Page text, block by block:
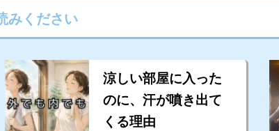
みください
涼しい部屋に入った
のに、汗が噴き出て
くる理由